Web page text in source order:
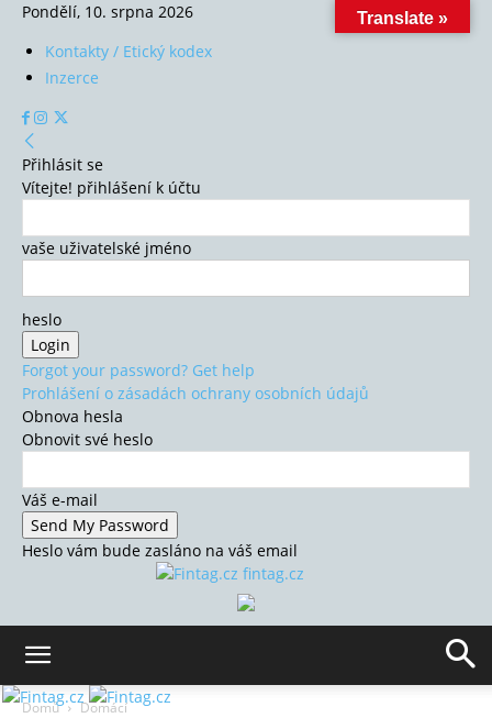
Pondělí, 10. srpna 2026
Kontakty / Etický kodex
Inzerce
Přihlásit se
Vítejte! přihlášení k účtu
vaše uživatelské jméno
heslo
Forgot your password? Get help
Prohlášení o zásadách ochrany osobních údajů
Obnova hesla
Obnovit své heslo
Váš e-mail
Heslo vám bude zasláno na váš email
fintag.cz
Domů Domácí
Translate »